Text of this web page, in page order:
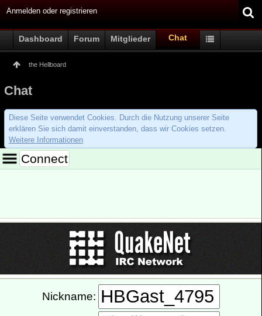
Anmelden oder registrieren
Dashboard Forum Mitglieder Chat
the Hellboard
Chat
Diese Seite verwendet Cookies. Durch die Nutzung unserer Seite
erklären Sie sich damit einverstanden, dass wir Cookies setzen.
Weitere Informationen